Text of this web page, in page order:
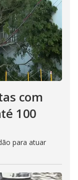
com
100
para atuar